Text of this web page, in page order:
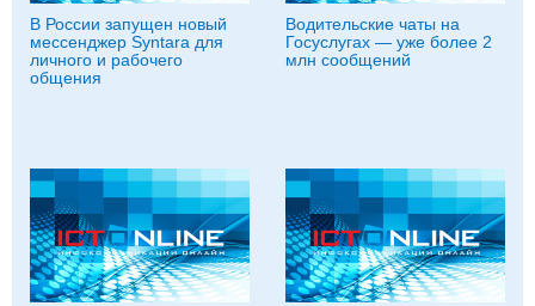
В России запущен новый
мессенджер Syntara для
личного и рабочего
общения
Водительские чаты на
Госуслугах — уже более 2
млн сообщений